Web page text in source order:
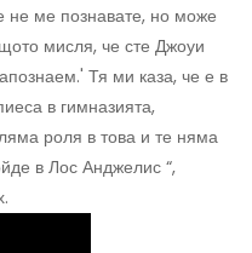
не ме познавате, но може
мисля, че сте Джоуи
Тя ми каза, че е в
в гимназията,
роля в това и те няма
в Лос Анджелис “,